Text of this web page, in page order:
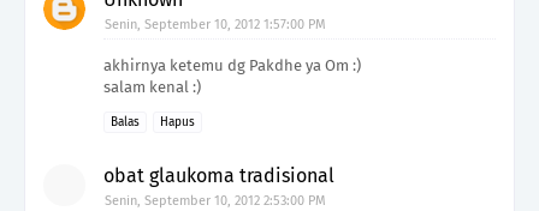
Senin, September 10, 2012 1:57:00 PM
akhirnya ketemu dg Pakdhe ya Om :)
salam kenal :)
Balas Hapus
obat glaukoma tradisional
Senin, September 10, 2012 2:53:00 PM